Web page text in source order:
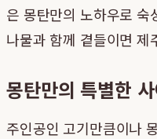
은 몽탄만의 노하우로
나물과 함께 곁들이면
몽탄만의 특별한
주인공인 고기만큼이나